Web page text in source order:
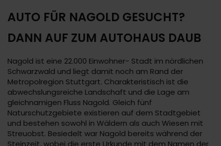
AUTO FÜR NAGOLD GESUCHT?
DANN AUF ZUM AUTOHAUS DAUB
Nagold ist eine 22.000 Einwohner- Stadt im nördlichen
Schwarzwald und liegt damit noch am Rand der
Metropolregion Stuttgart. Charakteristisch ist die
abwechslungsreiche Landschaft und die Lage am
gleichnamigen Fluss Nagold. Gleich fünf
Naturschutzgebiete existieren auf dem Stadtgebiet
und bestehen sowohl in Wäldern als auch Wiesen mit
Streuobst. Besiedelt war Nagold bereits während der
Steinzeit, wobei die erste Urkunde mit dem Namen der